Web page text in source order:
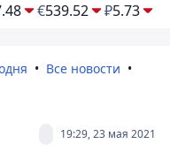
€539.52 ₽5.73
Все новости
19:29, 23 мая 2021